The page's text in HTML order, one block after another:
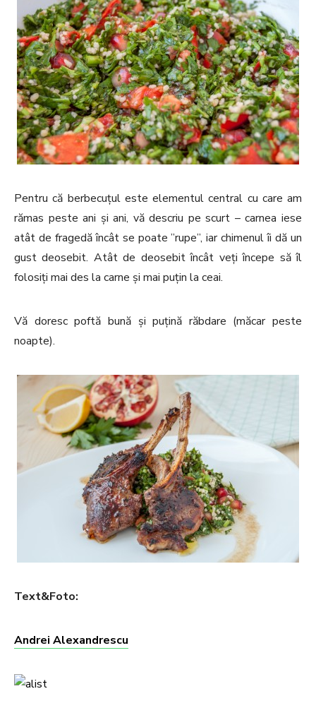
Pentru că berbecuțul este elementul central cu care am
rămas peste ani și ani, vă descriu pe scurt – carnea iese
atât de fragedă încât se poate ”rupe”, iar chimenul îi dă un
gust deosebit. Atât de deosebit încât veți începe să îl
folosiți mai des la carne și mai puțin la ceai.
Vă doresc poftă bună și puțină răbdare (măcar peste
noapte).
Text&Foto:
Andrei Alexandrescu